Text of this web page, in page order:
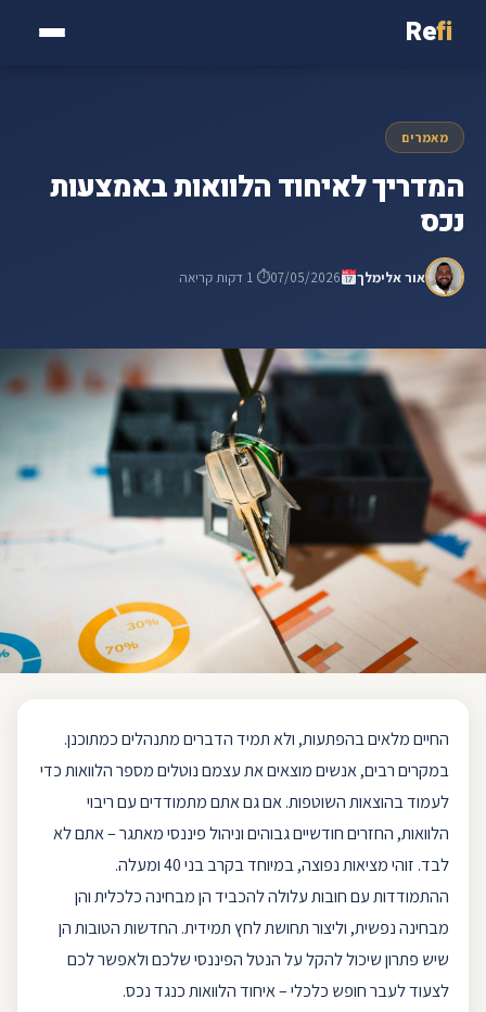
Refi
מאמרים
המדריך לאיחוד הלוואות באמצעות
נכס
אור אלימלך 07/05/2026⏱ 1 דקות קריאה
החיים מלאים בהפתעות, ולא תמיד הדברים מתנהלים כמתוכנן.
במקרים רבים, אנשים מוצאים את עצמם נוטלים מספר הלוואות כדי
לעמוד בהוצאות השוטפות. אם גם אתם מתמודדים עם ריבוי
הלוואות, החזרים חודשיים גבוהים וניהול פיננסי מאתגר – אתם לא
לבד. זוהי מציאות נפוצה, במיוחד בקרב בני 40 ומעלה.
ההתמודדות עם חובות עלולה להכביד הן מבחינה כלכלית והן
מבחינה נפשית, וליצור תחושת לחץ תמידית. החדשות הטובות הן
שיש פתרון שיכול להקל על הנטל הפיננסי שלכם ולאפשר לכם
לצעוד לעבר חופש כלכלי – איחוד הלוואות כנגד נכס.